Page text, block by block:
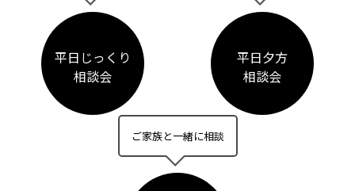
平日じっくり
相談会
平日夕方
相談会
ご家族と一緒に相談